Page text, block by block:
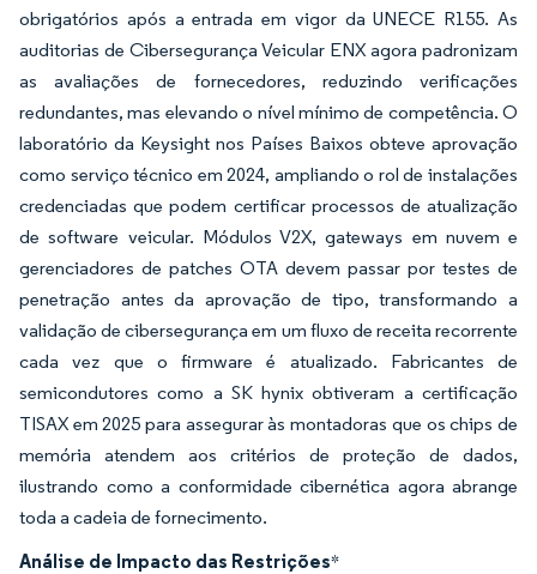
obrigatórios após a entrada em vigor da UNECE R155. As
auditorias de Cibersegurança Veicular ENX agora padronizam
as avaliações de fornecedores, reduzindo verificações
redundantes, mas elevando o nível mínimo de competência. O
laboratório da Keysight nos Países Baixos obteve aprovação
como serviço técnico em 2024, ampliando o rol de instalações
credenciadas que podem certificar processos de atualização
de software veicular. Módulos V2X, gateways em nuvem e
gerenciadores de patches OTA devem passar por testes de
penetração antes da aprovação de tipo, transformando a
validação de cibersegurança em um fluxo de receita recorrente
cada vez que o firmware é atualizado. Fabricantes de
semicondutores como a SK hynix obtiveram a certificação
TISAX em 2025 para assegurar às montadoras que os chips de
memória atendem aos critérios de proteção de dados,
ilustrando como a conformidade cibernética agora abrange
toda a cadeia de fornecimento.
Análise de Impacto das Restrições*